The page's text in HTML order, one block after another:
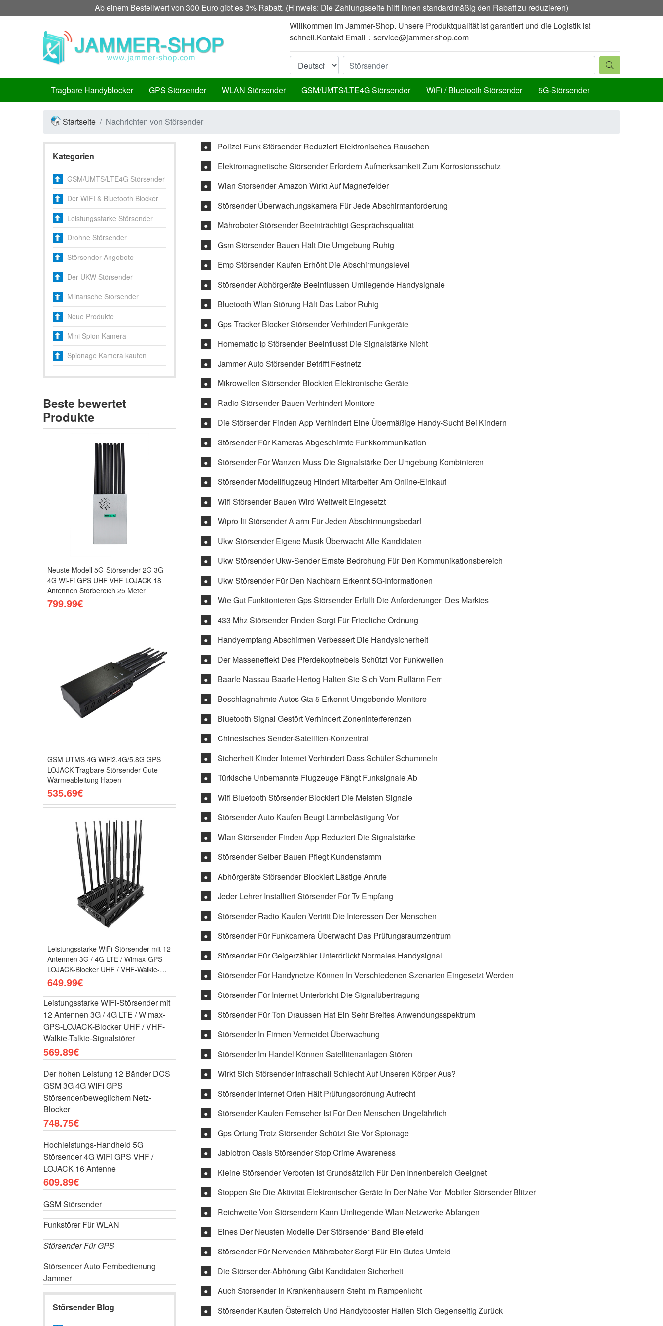
Ab einem Bestellwert von 300 Euro gibt es 3% Rabatt. (Hinweis: Die Zahlungsseite hilft Ihnen standardmäßig den Rabatt zu reduzieren)
Willkommen im Jammer-Shop. Unsere Produktqualität ist garantiert und die Logistik ist
schnell.Kontakt Email： service@jammer-shop.com
Tragbare Handyblocker GPS Störsender WLAN Störsender GSM/UMTS/LTE4G Störsender WiFi / Bluetooth Störsender 5G-Störsender
Startseite Nachrichten von Störsender
● Polizei Funk Störsender Reduziert Elektronisches Rauschen
● Elektromagnetische Störsender Erfordern Aufmerksamkeit Zum Korrosionsschutz
● Wlan Störsender Amazon Wirkt Auf Magnetfelder
● Störsender Überwachungskamera Für Jede Abschirmanforderung
● Mähroboter Störsender Beeinträchtigt Gesprächsqualität
● Gsm Störsender Bauen Hält Die Umgebung Ruhig
● Emp Störsender Kaufen Erhöht Die Abschirmungslevel
● Störsender Abhörgeräte Beeinflussen Umliegende Handysignale
● Bluetooth Wlan Störung Hält Das Labor Ruhig
● Gps Tracker Blocker Störsender Verhindert Funkgeräte
● Homematic Ip Störsender Beeinflusst Die Signalstärke Nicht
● Jammer Auto Störsender Betrifft Festnetz
● Mikrowellen Störsender Blockiert Elektronische Geräte
● Radio Störsender Bauen Verhindert Monitore
● Die Störsender Finden App Verhindert Eine Übermäßige Handy-Sucht Bei Kindern
● Störsender Für Kameras Abgeschirmte Funkkommunikation
● Störsender Für Wanzen Muss Die Signalstärke Der Umgebung Kombinieren
● Störsender Modellflugzeug Hindert Mitarbeiter Am Online-Einkauf
● Wifi Störsender Bauen Wird Weltweit Eingesetzt
● Wipro Iii Störsender Alarm Für Jeden Abschirmungsbedarf
● Ukw Störsender Eigene Musik Überwacht Alle Kandidaten
● Ukw Störsender Ukw-Sender Ernste Bedrohung Für Den Kommunikationsbereich
● Ukw Störsender Für Den Nachbarn Erkennt 5G-Informationen
● Wie Gut Funktionieren Gps Störsender Erfüllt Die Anforderungen Des Marktes
● 433 Mhz Störsender Finden Sorgt Für Friedliche Ordnung
● Handyempfang Abschirmen Verbessert Die Handysicherheit
● Der Masseneffekt Des Pferdekopfnebels Schützt Vor Funkwellen
● Baarle Nassau Baarle Hertog Halten Sie Sich Vom Ruflärm Fern
● Beschlagnahmte Autos Gta 5 Erkennt Umgebende Monitore
● Bluetooth Signal Gestört Verhindert Zoneninterferenzen
● Chinesisches Sender-Satelliten-Konzentrat
● Sicherheit Kinder Internet Verhindert Dass Schüler Schummeln
● Türkische Unbemannte Flugzeuge Fängt Funksignale Ab
● Wifi Bluetooth Störsender Blockiert Die Meisten Signale
● Störsender Auto Kaufen Beugt Lärmbelästigung Vor
● Wlan Störsender Finden App Reduziert Die Signalstärke
● Störsender Selber Bauen Pflegt Kundenstamm
● Abhörgeräte Störsender Blockiert Lästige Anrufe
● Jeder Lehrer Installiert Störsender Für Tv Empfang
● Störsender Radio Kaufen Vertritt Die Interessen Der Menschen
● Störsender Für Funkcamera Überwacht Das Prüfungsraumzentrum
● Störsender Für Geigerzähler Unterdrückt Normales Handysignal
● Störsender Für Handynetze Können In Verschiedenen Szenarien Eingesetzt Werden
● Störsender Für Internet Unterbricht Die Signalübertragung
● Störsender Für Ton Draussen Hat Ein Sehr Breites Anwendungsspektrum
● Störsender In Firmen Vermeidet Überwachung
● Störsender Im Handel Können Satellitenanlagen Stören
● Wirkt Sich Störsender Infraschall Schlecht Auf Unseren Körper Aus?
● Störsender Internet Orten Hält Prüfungsordnung Aufrecht
● Störsender Kaufen Fernseher Ist Für Den Menschen Ungefährlich
● Gps Ortung Trotz Störsender Schützt Sie Vor Spionage
● Jablotron Oasis Störsender Stop Crime Awareness
● Kleine Störsender Verboten Ist Grundsätzlich Für Den Innenbereich Geeignet
● Stoppen Sie Die Aktivität Elektronischer Geräte In Der Nähe Von Mobiler Störsender Blitzer
● Reichweite Von Störsendern Kann Umliegende Wlan-Netzwerke Abfangen
● Eines Der Neusten Modelle Der Störsender Band Bielefeld
● Störsender Für Nervenden Mähroboter Sorgt Für Ein Gutes Umfeld
● Die Störsender-Abhörung Gibt Kandidaten Sicherheit
● Auch Störsender In Krankenhäusern Steht Im Rampenlicht
● Störsender Kaufen Österreich Und Handybooster Halten Sich Gegenseitig Zurück
Kategorien
GSM/UMTS/LTE4G Störsender
Der WIFI & Bluetooth Blocker
Leistungsstarke Störsender
Drohne Störsender
Störsender Angebote
Der UKW Störsender
Militärische Störsender
Neue Produkte
Mini Spion Kamera
Spionage Kamera kaufen
Beste bewertet
Produkte
Neuste Modell 5G-Störsender 2G 3G
4G Wi-Fi GPS UHF VHF LOJACK 18
Antennen Störbereich 25 Meter
799.99€
GSM UTMS 4G WiFi2.4G/5.8G GPS
LOJACK Tragbare Störsender Gute
Wärmeableitung Haben
535.69€
Leistungsstarke WiFi-Störsender mit 12
Antennen 3G / 4G LTE / Wimax-GPS-
LOJACK-Blocker UHF / VHF-Walkie-
Talkie-Signalstörer
649.99€
Leistungsstarke WiFi-Störsender mit
12 Antennen 3G / 4G LTE / Wimax-
GPS-LOJACK-Blocker UHF / VHF-
Walkie-Talkie-Signalstörer
569.89€
Der hohen Leistung 12 Bänder DCS
GSM 3G 4G WIFI GPS
Störsender/beweglichem Netz-
Blocker
748.75€
Hochleistungs-Handheld 5G
Störsender 4G WiFi GPS VHF /
LOJACK 16 Antenne
609.89€
GSM Störsender
Funkstörer Für WLAN
Störsender Für GPS
Störsender Auto Fernbedienung
Jammer
Störsender Blog